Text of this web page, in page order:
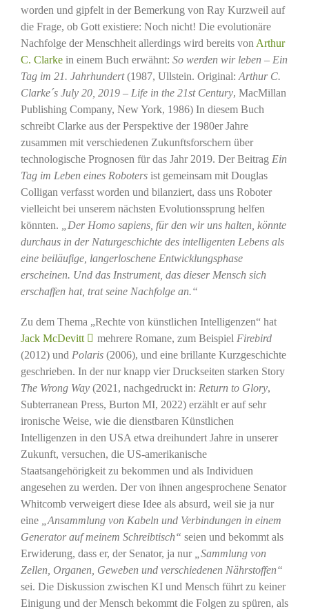
worden und gipfelt in der Bemerkung von Ray Kurzweil auf
die Frage, ob Gott existiere: Noch nicht! Die evolutionäre
Nachfolge der Menschheit allerdings wird bereits von Arthur
C. Clarkein einem Buch erwähnt: So werden wir leben – Ein
Tag im 21. Jahrhundert(1987, Ullstein. Original: Arthur C.
Clarke´s July 20, 2019 – Life in the 21st Century, MacMillan
Publishing Company, New York, 1986) In diesem Buch
schreibt Clarke aus der Perspektive der 1980er Jahre
zusammen mit verschiedenen Zukunftsforschern über
technologische Prognosen für das Jahr 2019. Der Beitrag Ein
Tag im Leben eines Roboters ist gemeinsam mit Douglas
Colligan verfasst worden und bilanziert, dass uns Roboter
vielleicht bei unserem nächsten Evolutionssprung helfen
könnten.
„Der Homo sapiens, für den wir uns halten, könnte
durchaus in der Naturgeschichte des intelligenten Lebens als
eine beiläufige, langerloschene Entwicklungsphase
erscheinen. Und das Instrument, das dieser Mensch sich
erschaffen hat, trat seine Nachfolge an.“
Zu dem Thema „Rechte von künstlichen Intelligenzen“ hat
Jack McDevitt
mehrere Romane, zum Beispiel Firebird
(2012) und Polaris (2006), und eine brillante Kurzgeschichte
geschrieben. In der nur knapp vier Druckseiten starken Story
The Wrong Way(2021, nachgedruckt in: Return to Glory,
Subterranean Press, Burton MI, 2022) erzählt er auf sehr
ironische Weise, wie die dienstbaren Künstlichen
Intelligenzen in den USA etwa dreihundert Jahre in unserer
Zukunft, versuchen, die US-amerikanische
Staatsangehörigkeit zu bekommen und als Individuen
angesehen zu werden. Der von ihnen angesprochene Senator
Whitcomb verweigert diese Idee als absurd, weil sie ja nur
eine
„Ansammlung von Kabeln und Verbindungen in einem
Generator auf meinem Schreibtisch“ seien und bekommt als
Erwiderung, dass er, der Senator, ja nur
„Sammlung von
Zellen, Organen, Geweben und verschiedenen Nährstoffen“
sei. Die Diskussion zwischen KI und Mensch führt zu keiner
Einigung und der Mensch bekommt die Folgen zu spüren, als